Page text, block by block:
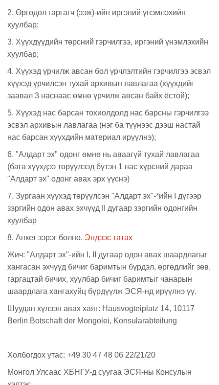
2. Өргөдөл гаргагч (ээж)-ийн иргэний үнэмлэхийн
хуулбар;
3. Хүүхдүүдийн төрсний гэрчилгээ, иргэний үнэмлэхийн
хуулбар;
4. Хүүхэд үрчилж авсан бол үрчлэлтийн гэрчилгээ эсвэл
хүүхэд үрчилсэн тухай архивын лавлагаа (хүүхдийг
заавал 3 наснаас өмнө үрчилж авсан байх ёстой);
5. Хүүхэд нас барсан тохиолдолд нас барсны гэрчилгээ
эсвэл архивын лавлагаа (нэг ба түүнээс дээш настай
нас барсан хүүхдийн материал ирүүлнэ);
6. "Алдарт эх" одонг өмнө нь аваагүй тухай лавлагаа
(бага хүүхдээ төрүүлээд бүтэн 1 нас хүрсний дараа
"Алдарт эх" одонг авах эрх үүснэ)
7. Зургаан хүүхэд төрүүлсэн "Алдарт эх"-*ийн I дүгээр
зэргийн одон авах эхчүүд II дугаар зэргийн одонгийн
хуулбар
8. Анкет зэрэг болно. Эндээс татах
Жич: "Алдарт эх"-ийн I, II дугаар одон авах шаардлагыг
хангасан эхчүүд бичиг баримтын бүрдэл, өргөдлийг зөв,
гаргацтай бичих, хуулбар бичиг баримтыг чанарын
шаардлага хангахуйц бүрдүүлж ЭСЯ-нд ирүүлнэ үү.
Шуудан хүлээн авах хаяг: Hausvogteiplatz 14, 10117
Berlin Botschaft der Mongolei, Konsularabteilung
Холбогдох утас: +49 30 47 48 06 22/21/20
Монгол Улсаас ХБНГУ-д суугаа ЭСЯ-ны Консулын